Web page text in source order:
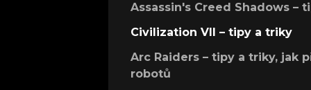
Assassin's Creed Shadows –
Civilization VII – tipy a triky
Arc Raiders – tipy a triky, jak
robotů